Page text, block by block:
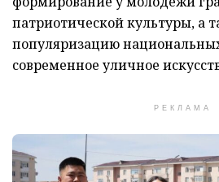
патриотической культуры, а
популяризацию
современное уличное
РЕКЛАМА